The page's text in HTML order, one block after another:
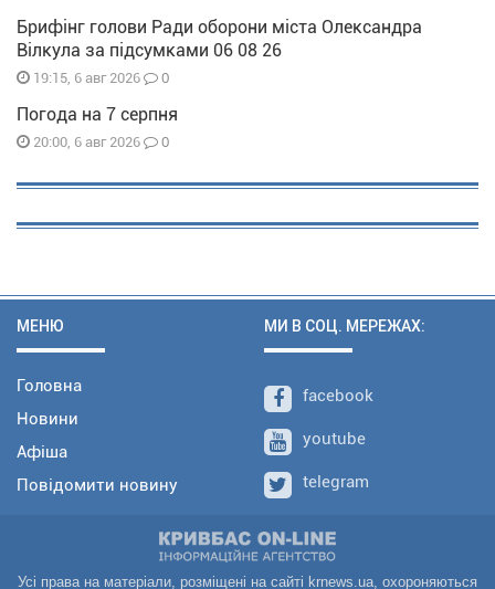
Брифінг голови Ради оборони міста Олександра
Вілкула за підсумками 06 08 26
19:15, 6 авг 2026 0
Погода на 7 серпня
20:00, 6 авг 2026 0
МЕНЮ
Головна
Новини
Афіша
Повідомити новину
МИ В СОЦ. МЕРЕЖАХ:
facebook
youtube
telegram
Усі права на матеріали, розміщені на сайті krnews.ua, охороняються